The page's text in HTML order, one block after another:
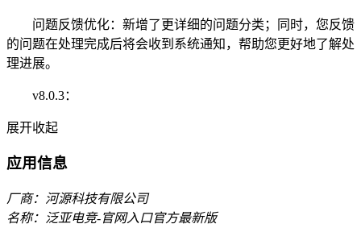
问题反馈优化：新增了更详细的问题分类；同时，您反馈
的问题在处理完成后将会收到系统通知，帮助您更好地了解处
理进展。
v8.0.3：
展开收起
应用信息
厂商：河源科技有限公司
名称：泛亚电竞-官网入口官方最新版